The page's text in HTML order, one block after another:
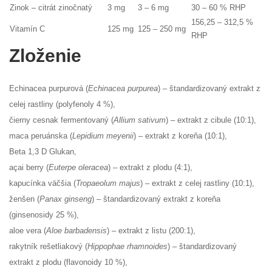
Zinok – citrát zinočnatý 3 mg 3 – 6 mg 30 – 60 % RHP
Vitamín C 125 mg 125 – 250 mg
156,25 – 312,5 %
RHP
Zloženie
Echinacea purpurová (Echinacea purpurea) – štandardizovaný extrakt z
celej rastliny (polyfenoly 4 %),
čierny cesnak fermentovaný (Allium sativum) – extrakt z cibule (10:1),
maca peruánska (Lepidium meyenii) – extrakt z koreňa (10:1),
Beta 1,3 D Glukan,
açai berry (Euterpe oleracea) – extrakt z plodu (4:1),
kapucínka väčšia (Tropaeolum majus) – extrakt z celej rastliny (10:1),
ženšen (Panax ginseng) – štandardizovaný extrakt z koreňa
(ginsenosidy 25 %),
aloe vera (Aloe barbadensis) – extrakt z listu (200:1),
rakytník rešetliakový (Hippophae rhamnoides) – štandardizovaný
extrakt z plodu (flavonoidy 10 %),